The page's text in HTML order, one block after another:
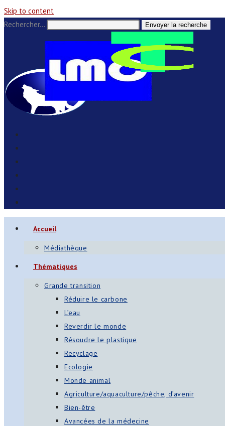
Skip to content
Rechercher…
Envoyer la recherche
Accueil
Médiathèque
Thématiques
Grande transition
Réduire le carbone
L’eau
Reverdir le monde
Résoudre le plastique
Recyclage
Ecologie
Monde animal
Agriculture/aquaculture/pêche, d’avenir
Bien-être
Avancées de la médecine